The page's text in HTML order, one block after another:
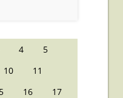
4
5
10
11
16
17